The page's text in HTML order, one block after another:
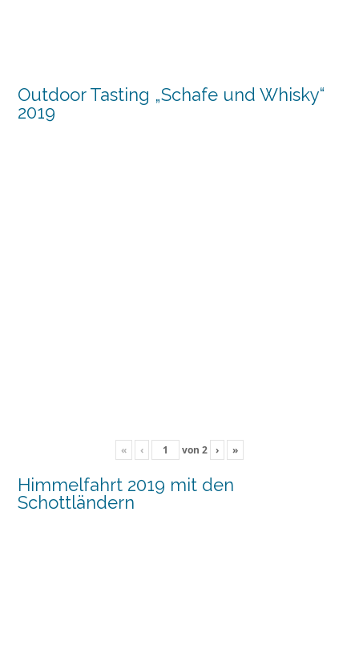
Outdoor Tasting „Schafe und Whisky“
2019
« ‹ von 2 › »
Himmelfahrt 2019 mit den
Schottländern